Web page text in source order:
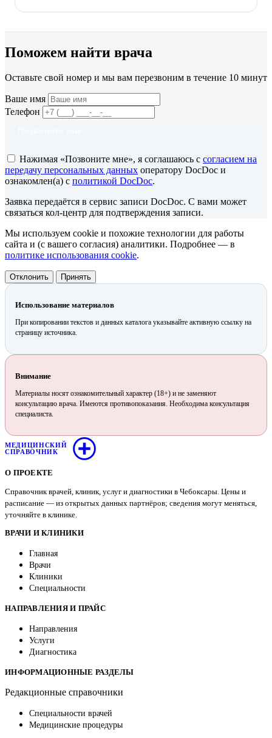
Поможем найти врача
Оставьте свой номер и мы вам перезвоним в течение 10 минут
Ваше имя
Телефон
Нажимая «Позвоните мне», я соглашаюсь с согласием на
передачу персональных данных оператору DocDoc и
ознакомлен(а) с политикой DocDoc.
Заявка передаётся в сервис записи DocDoc. С вами может
связаться кол-центр для подтверждения записи.
Мы используем cookie и похожие технологии для работы
сайта и (с вашего согласия) аналитики. Подробнее — в
политике использования cookie.
Отклонить Принять
Использование материалов
При копировании текстов и данных каталога указывайте активную ссылку на
страницу источника.
Внимание
Материалы носят ознакомительный характер (18+) и не заменяют
консультацию врача. Имеются противопоказания. Необходима консультация
специалиста.
МЕДИЦИНСКИЙ
СПРАВОЧНИК
О ПРОЕКТЕ
Справочник врачей, клиник, услуг и диагностики в Чебоксары. Цены и
расписание — из открытых данных партнёров; сведения могут меняться,
уточняйте в клинике.
ВРАЧИ И КЛИНИКИ
Главная
Врачи
Клиники
Специальности
НАПРАВЛЕНИЯ И ПРАЙС
Направления
Услуги
Диагностика
ИНФОРМАЦИОННЫЕ РАЗДЕЛЫ
Редакционные справочники
Специальности врачей
Медицинские процедуры